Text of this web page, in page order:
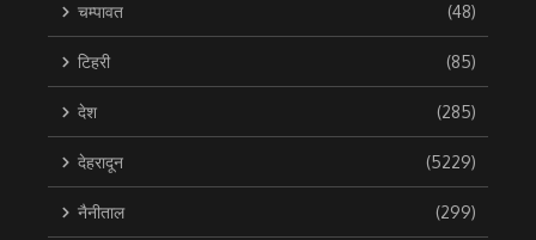
चम्पावत (48)
टिहरी (85)
देश (285)
देहरादून (5229)
नैनीताल (299)